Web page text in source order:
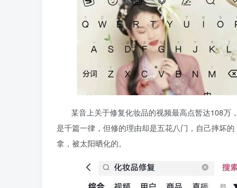
某音上关于修复化妆品的视频最高点暂达108万
是千篇一律，但修的理由却是五花八门，自己摔坏
拿，被太阳晒化的。